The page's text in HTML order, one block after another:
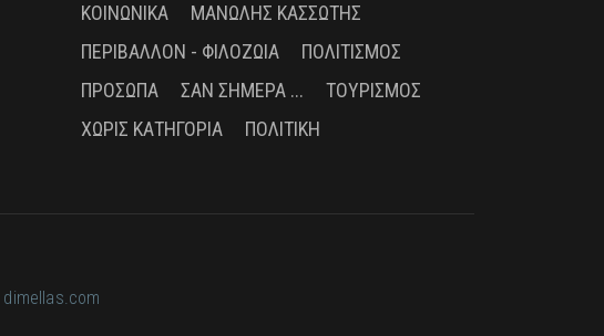
ΚΟΙΝΩΝΙΚΆ
ΜΑΝΏΛΗΣ ΚΑΣΣΏΤΗΣ
ΠΕΡΙΒΆΛΛΟΝ - ΦΙΛΟΖΩΊΑ
ΠΟΛΙΤΙΣΜΌΣ
ΠΡΌΣΩΠΑ
ΣΑΝ ΣΉΜΕΡΑ ...
ΤΟΥΡΙΣΜΌΣ
ΧΩΡΊΣ ΚΑΤΗΓΟΡΊΑ
ΠΟΛΙΤΙΚΉ
dimellas.com